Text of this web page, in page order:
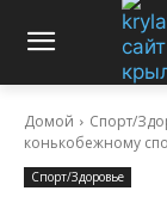
Домой Спорт/
конькобежному
Спорт/Здоровье